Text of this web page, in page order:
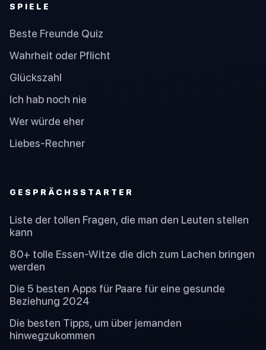
SPIELE
Beste Freunde Quiz
Wahrheit oder Pflicht
Glückszahl
Ich hab noch nie
Wer würde eher
Liebes-Rechner
GESPRÄCHSSTARTER
Liste der tollen Fragen, die man den Leuten stellen
kann
80+ tolle Essen-Witze die dich zum Lachen bringen
werden
Die 5 besten Apps für Paare für eine gesunde
Beziehung 2024
Die besten Tipps, um über jemanden
hinwegzukommen